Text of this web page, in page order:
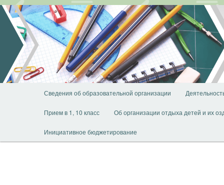
Перейти
основному
содержимому
Сведения об образовательной организации
Прием в 1, 10 класс Об организации отдыха детей и их
Инициативное бюджетирование